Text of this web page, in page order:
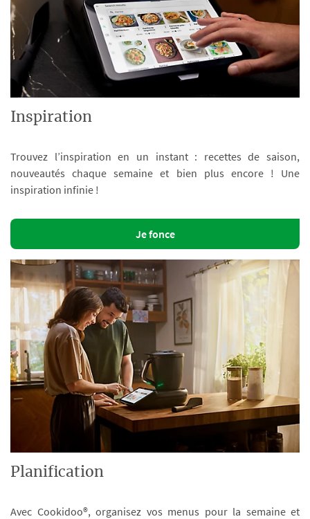
Inspiration
Trouvez l’inspiration en un instant : recettes de saison,
nouveautés chaque semaine et bien plus encore ! Une
inspiration infinie !
Je fonce
Planification
Avec Cookidoo®, organisez vos menus pour la semaine et